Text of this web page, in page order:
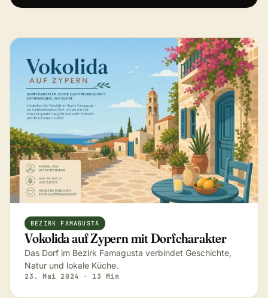
BEZIRK FAMAGUSTA
Vokolida auf Zypern mit Dorfcharakter
Das Dorf im Bezirk Famagusta verbindet Geschichte,
Natur und lokale Küche.
23. Mai 2024 · 13 Min